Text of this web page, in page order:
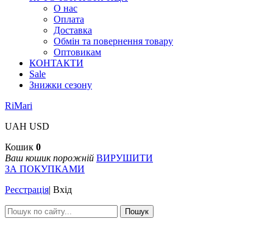
О нас
Оплата
Доставка
Обмін та повернення товару
Оптовикам
КОНТАКТИ
Sale
Знижки сезону
RiMari
UAH USD
Кошик 0
Ваш кошик порожній ВИРУШИТИ
ЗА ПОКУПКАМИ
Реєстрація| Вхід
Пошук